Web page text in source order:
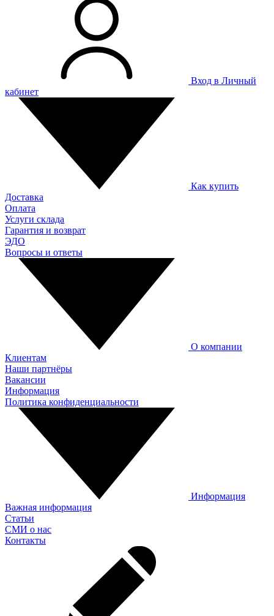
Вход в Личный
кабинет
Как купить
Доставка
Оплата
Услуги склада
Гарантия и возврат
ЭДО
Вопросы и ответы
О компании
Клиентам
Наши партнёры
Вакансии
Информация
Политика конфиденциальности
Информация
Важная информация
Статьи
СМИ о нас
Контакты